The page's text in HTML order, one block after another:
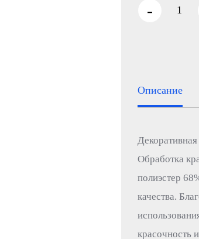
-
Описание
Обработка
полиэстер
качества.
красочность